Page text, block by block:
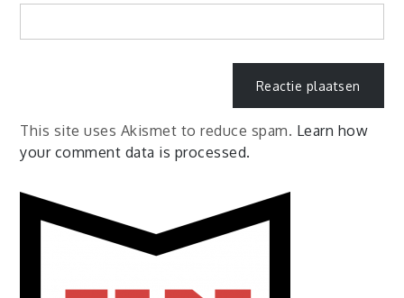
This site uses Akismet to reduce spam. Learn how
your comment data is processed.